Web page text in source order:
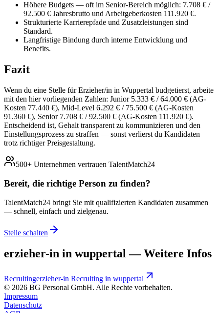
Höhere Budgets — oft im Senior-Bereich möglich: 7.708 € /
92.500 € Jahresbrutto und Arbeitgeberkosten 111.920 €.
Strukturierte Karrierepfade und Zusatzleistungen sind
Standard.
Langfristige Bindung durch interne Entwicklung und
Benefits.
Fazit
Wenn du eine Stelle für Erzieher/in in Wuppertal budgetierst, arbeite
mit den hier vorliegenden Zahlen: Junior 5.333 € / 64.000 € (AG-
Kosten 77.440 €), Mid-Level 6.292 € / 75.500 € (AG-Kosten
91.360 €), Senior 7.708 € / 92.500 € (AG-Kosten 111.920 €).
Entscheidend ist, Gehalt transparent zu kommunizieren und den
Einstellungsprozess zu straffen — sonst verlierst du Kandidaten
trotz richtiger Preisgestaltung.
500+ Unternehmen vertrauen TalentMatch24
Bereit, die richtige Person zu finden?
TalentMatch24 bringt Sie mit qualifizierten Kandidaten zusammen
— schnell, einfach und zielgenau.
Stelle schalten
erzieher-in in wuppertal — Weitere Infos
Recruitingerzieher-in Recruiting in wuppertal
© 2026 BG Personal GmbH. Alle Rechte vorbehalten.
Impressum
Datenschutz